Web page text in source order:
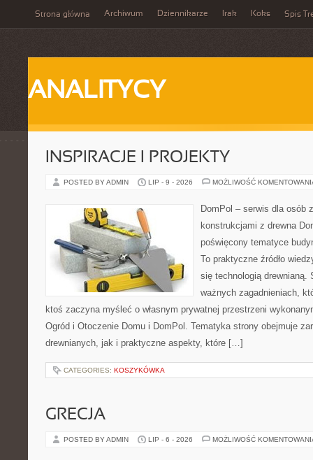
Strona główna Archiwum Dziennikarze Irak Koks Spis
ANALITYCY
INSPIRACJE I PROJEKTY
POSTED BY ADMIN LIP - 9 - 2026 MOŻLIWOŚĆ
DomPol – serwis dla osób
konstrukcjami z drewna
poświęcony tematyce
To praktyczne źródło
się technologią drewnianą.
ważnych zagadnieniach,
ktoś zaczyna myśleć o własnym prywatnej przestrzeni
Ogród i Otoczenie Domu i DomPol. Tematyka strony obejmuje
drewnianych, jak i praktyczne aspekty, które […]
CATEGORIES: KOSZYKÓWKA
GRECJA
POSTED BY ADMIN LIP - 6 - 2026 MOŻLIWOŚĆ